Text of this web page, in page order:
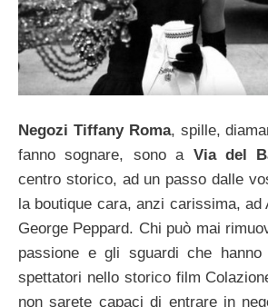
Negozi Tiffany Roma, spille,
fanno sognare, sono a Via del
centro storico, ad un passo dalle
la boutique cara, anzi carissima, ad
George Peppard. Chi può mai
passione e gli sguardi che
spettatori nello storico film
non sarete capaci di entrare in